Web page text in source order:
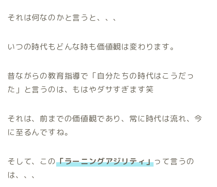
それは何なのかと言うと、、、
いつの時代もどんな時も価値観は変わります。
昔ながらの教育指導で「自分たちの時代はこうだっ
た」と言うのは、もはやダサすぎます笑
それは、前までの価値観であり、常に時代は流れ、今
に至るんですね。
そして、この「ラーニングアジリティ」って言うの
は、、、